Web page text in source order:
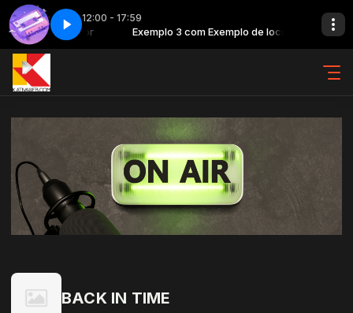
12:00 - 17:59
de locutor Exemplo 3 com Exemplo de locutor
- Parte 4 The music of time - Parte 4
BACK IN TIME